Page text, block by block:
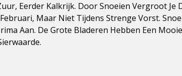
Eerder Kalkrijk. Door Snoeien Vergroot Je
Maar Niet Tijdens Strenge Vorst.
Aan. De Grote Bladeren Hebben Een